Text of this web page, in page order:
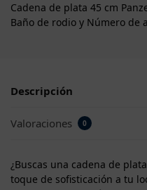
Cadena de plata 45 cm
Baño de rodio y Número de
Descripción
Valoraciones 0
¿Buscas una cadena de
toque de sofisticación a tu